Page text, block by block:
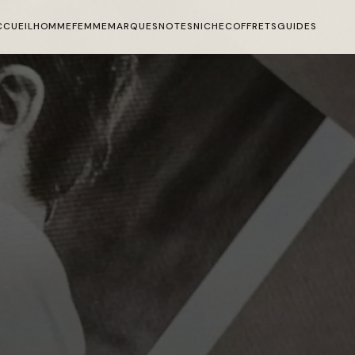
HOMMEFEMMEMARQUESNOTESNICHECOFFRETSGUIDES